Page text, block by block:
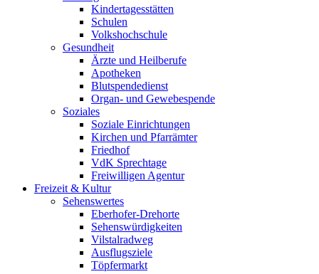
Kindertagesstätten
Schulen
Volkshochschule
Gesundheit
Ärzte und Heilberufe
Apotheken
Blutspendedienst
Organ- und Gewebespende
Soziales
Soziale Einrichtungen
Kirchen und Pfarrämter
Friedhof
VdK Sprechtage
Freiwilligen Agentur
Freizeit & Kultur
Sehenswertes
Eberhofer-Drehorte
Sehenswürdigkeiten
Vilstalradweg
Ausflugsziele
Töpfermarkt